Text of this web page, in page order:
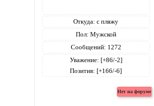
Откуда: с пляжу
Пол: Мужской
Сообщений: 1272
Уважение: [+86/-2]
Позитив: [+166/-6]